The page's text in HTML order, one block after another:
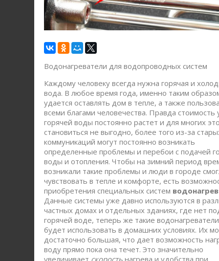
Водонагреватели для водопроводных систем
Каждому человеку всегда нужна горячая и
вода. В любое время года, именно таким
удается оставлять дом в тепле, а также
всеми благами человечества. Правда стоимость
горячей воды постоянно растет и для многих
становиться не выгодно, более того из-за
коммуникаций могут постоянно возникать
определенные проблемы и перебои с подачей
воды и отопления. Чтобы на зимний период
возникали такие проблемы и люди в городе
чувствовать в тепле и комфорте, есть
приобретения специальных систем
Данные системы уже давно используются в
частных домах и отдельных зданиях, где нет
горячей воде, теперь же такие
будет использовать в домашних условиях. Их
достаточно большая, что дает возможность
воду прямо пока она течет. Это значительно
увеличивает скорость нагрева и удобства при